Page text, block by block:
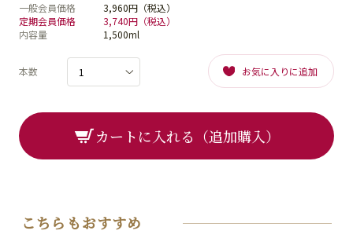
一般会員価格
3,960円（税込）
定期会員価格
3,740円（税込）
内容量
1,500ml
本数 お気に入りに追加
カートに入れる（追加購入）
こちらもおすすめ